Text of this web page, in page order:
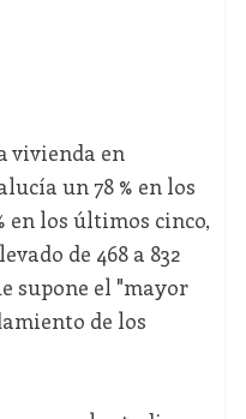
vivienda en
un 78 % en los
en los últimos cinco,
de 468 a 832
supone el "mayor
de los